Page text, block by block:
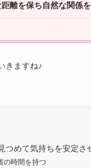
離を保ち自然な関係
きますね♪
つめて気持ちを安定さ
の時間を持つ